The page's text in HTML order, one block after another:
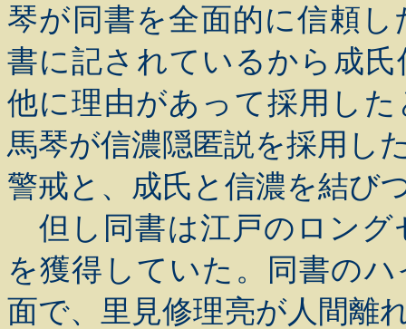
琴が同書を全面的に信頼
書に記されているから成
他に理由があって採用し
馬琴が信濃隠匿説を採用し
警戒と、成氏と信濃を結び
但し同書は江戸のロング
を獲得していた。同書の
面で、里見修理亮が人間離